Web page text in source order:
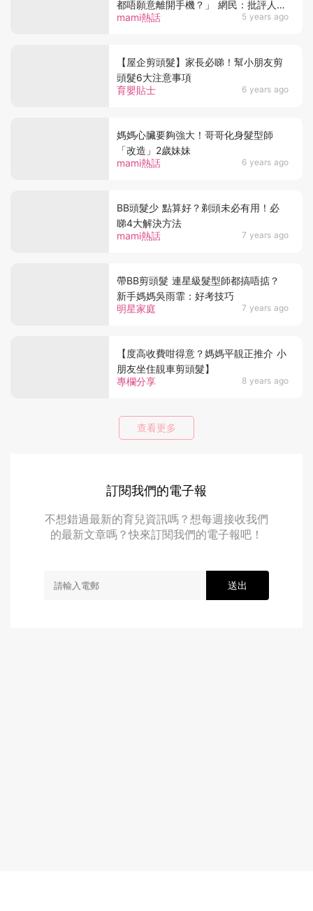
mami熱話 5 years ago
都唔願意離開手機？」 網民：批評人時
不會在對方角度考慮！
育嬰貼士 6 years ago
【屋企剪頭髮】家長必睇！幫小朋友剪
頭髮6大注意事項
mami熱話 6 years ago
媽媽心臟要夠強大！哥哥化身髮型師
「改造」2歲妹妹
mami熱話 7 years ago
BB頭髮少 點算好？剃頭未必有用！必
睇4大解決方法
明星家庭 7 years ago
帶BB剪頭髮 連星級髮型師都搞唔掂？
新手媽媽吳雨霏：好考技巧
專欄分享 8 years ago
【度高收費咁得意？媽媽平靚正推介 小
朋友坐住靚車剪頭髮】
查看更多
訂閱我們的電子報
不想錯過最新的育兒資訊嗎？想每週接收我們
的最新文章嗎？快來訂閱我們的電子報吧！
送出